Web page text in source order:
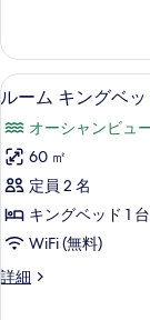
表
示
す
る
フ
ロ
ン
ト
(Veranda,
King)
の
す
べ
ン
ロ
ン
ト
(Veranda,
King)
の
詳
1
台
ソ
フ
ァ
ー
ベ
ッ
ド
キ
ン
グ
ッ
ド
台
ソ
フ
ァ
ー
ル
ム
キ
ン
グ
ベ
ッ
18
ルーム キングベ
オーシャンビュ
60 ㎡
定員 2 名
キングベッド 1 台
WiFi (無料)
詳細
ル